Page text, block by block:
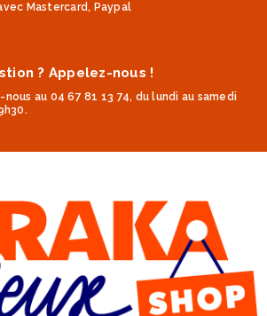
Mastercard, Paypal
? Appelez-nous !
au 04 67 81 13 74, du lundi au samedi